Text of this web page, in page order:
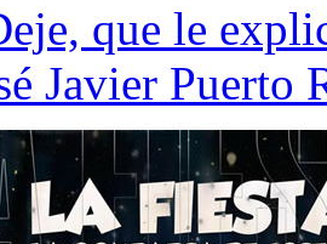
que le
Javier Puerto